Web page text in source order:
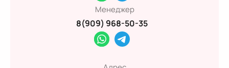
Менеджер
8(909) 968-50-35